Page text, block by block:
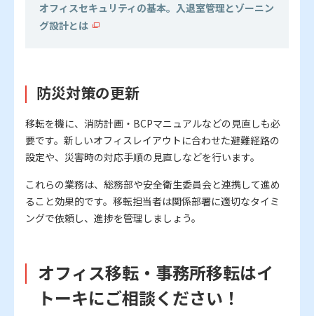
オフィスセキュリティの基本。入退室管理とゾーニン
グ設計とは
防災対策の更新
移転を機に、消防計画・BCPマニュアルなどの見直しも必
要です。新しいオフィスレイアウトに合わせた避難経路の
設定や、災害時の対応手順の見直しなどを行います。
これらの業務は、総務部や安全衛生委員会と連携して進め
ること効果的です。移転担当者は関係部署に適切なタイミ
ングで依頼し、進捗を管理しましょう。
オフィス移転・事務所移転はイ
トーキにご相談ください！